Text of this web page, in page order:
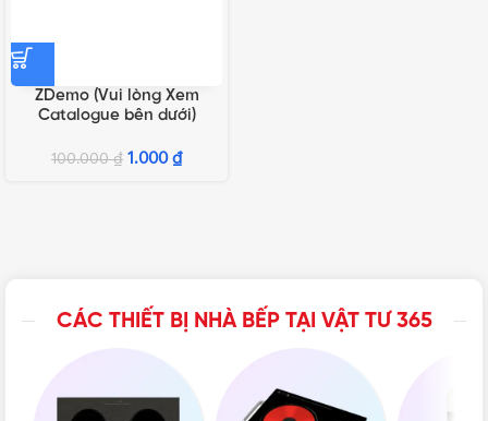
ZDemo (Vui lòng Xem
Catalogue bên dưới)
100.000₫ 1.000 ₫
CÁC THIẾT BỊ NHÀ BẾP TẠI VẬT TƯ 365